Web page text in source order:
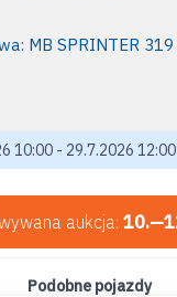
10:00 - 29.7.2026 12:00
aukcja:
Podobne pojazdy